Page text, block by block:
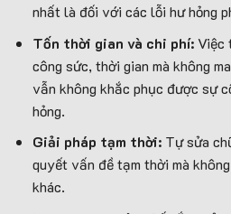
nhất là đối với các lỗi hư hỏng
Tốn thời gian và chi phí:Việc
công sức, thời gian mà không
vẫn không khắc phục được sự
hỏng.
Giải pháp tạm thời:Tự sửa
quyết vấn đề tạm thời mà
khác.